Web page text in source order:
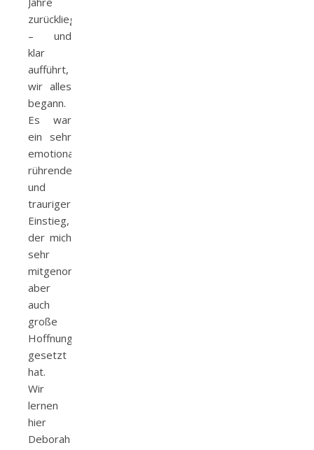
zurückliegt
– und
klar
aufführt,
wir alles
begann.
Es war
ein sehr
emotionaler,
rührender
und
trauriger
Einstieg,
der mich
sehr
mitgenommen,
aber
auch
große
Hoffnung
gesetzt
hat.
Wir
lernen
hier
Deborah